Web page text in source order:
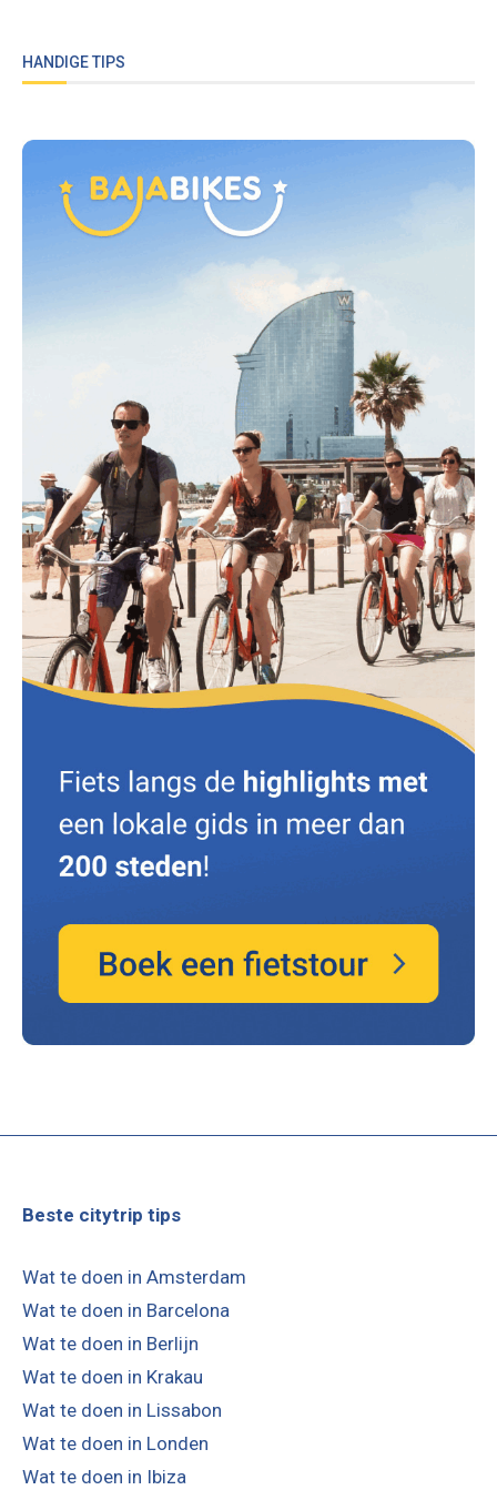
HANDIGE TIPS
Beste citytrip tips
Wat te doen in Amsterdam
Wat te doen in Barcelona
Wat te doen in Berlijn
Wat te doen in Krakau
Wat te doen in Lissabon
Wat te doen in Londen
Wat te doen in Ibiza